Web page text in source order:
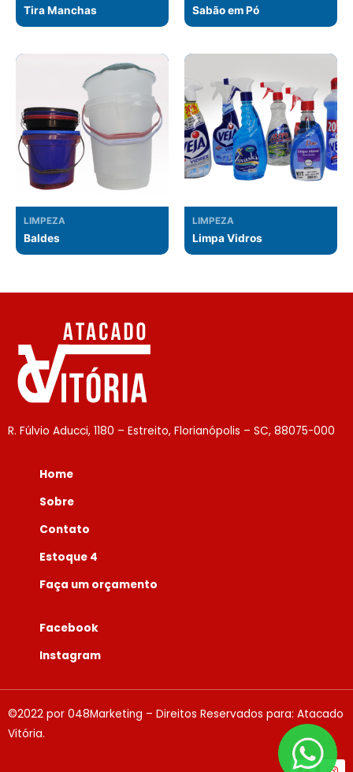
Tira Manchas Sabão em Pó
LIMPEZA
Baldes
LIMPEZA
Limpa Vidros
R. Fúlvio Aducci, 1180 – Estreito, Florianópolis – SC, 88075-000
Home
Sobre
Contato
Estoque 4
Faça um orçamento
Facebook
Instagram
©2022 por 048Marketing – Direitos Reservados para: Atacado
Vitória.